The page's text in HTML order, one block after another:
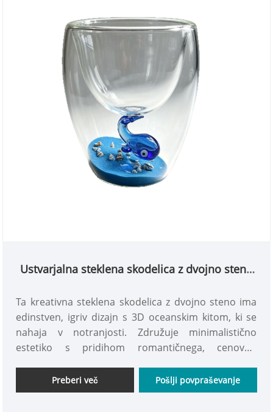
Ustvarjalna steklena skodelica z dvojno steno
Ta kreativna steklena skodelica z dvojno steno ima
edinstven, igriv dizajn s 3D oceanskim kitom, ki se
nahaja v notranjosti. Združuje minimalistično
estetiko s pridihom romantičnega, cenovno
in elegantno, stilsko privlačnostjo. To je čudovit,
živahen kos – vabimo vas, da pridete in si ga
Preberi več Pošlji povpraševanje